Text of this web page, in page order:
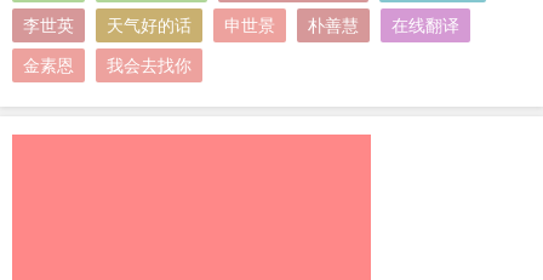
李世英 天气好的话 申世景 朴善慧 在线翻译
金素恩 我会去找你